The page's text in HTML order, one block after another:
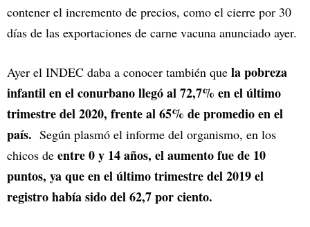
contener el incremento de precios, como el cierre por 30
días de las exportaciones de carne vacuna anunciado ayer.
Ayer el INDEC daba a conocer también que la pobreza
infantil en el conurbano llegó al 72,7% en el último
trimestre del 2020, frente al 65% de promedio en el
país. Según plasmó el informe del organismo, en los
chicos de entre 0 y 14 años, el aumento fue de 10
puntos, ya que en el último trimestre del 2019 el
registro había sido del 62,7 por ciento.